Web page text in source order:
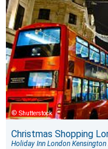
Shutterstock
Christmas Shopping
Holiday Inn London